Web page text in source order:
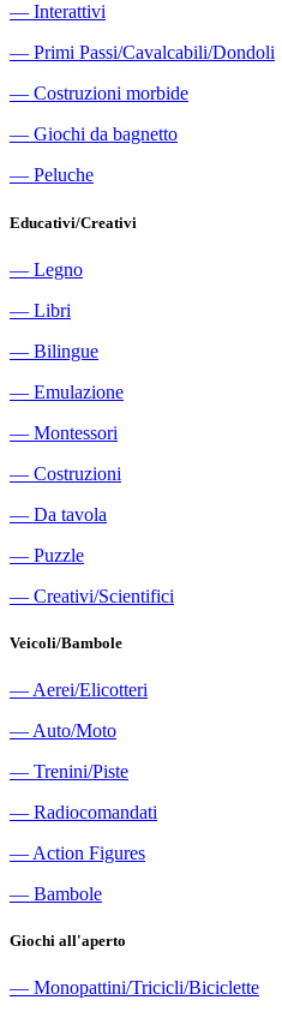
― Interattivi
― Primi Passi/Cavalcabili/Dondoli
― Costruzioni morbide
― Giochi da bagnetto
― Peluche
Educativi/Creativi
― Legno
― Libri
― Bilingue
― Emulazione
― Montessori
― Costruzioni
― Da tavola
― Puzzle
― Creativi/Scientifici
Veicoli/Bambole
― Aerei/Elicotteri
― Auto/Moto
― Trenini/Piste
― Radiocomandati
― Action Figures
― Bambole
Giochi all'aperto
― Monopattini/Tricicli/Biciclette